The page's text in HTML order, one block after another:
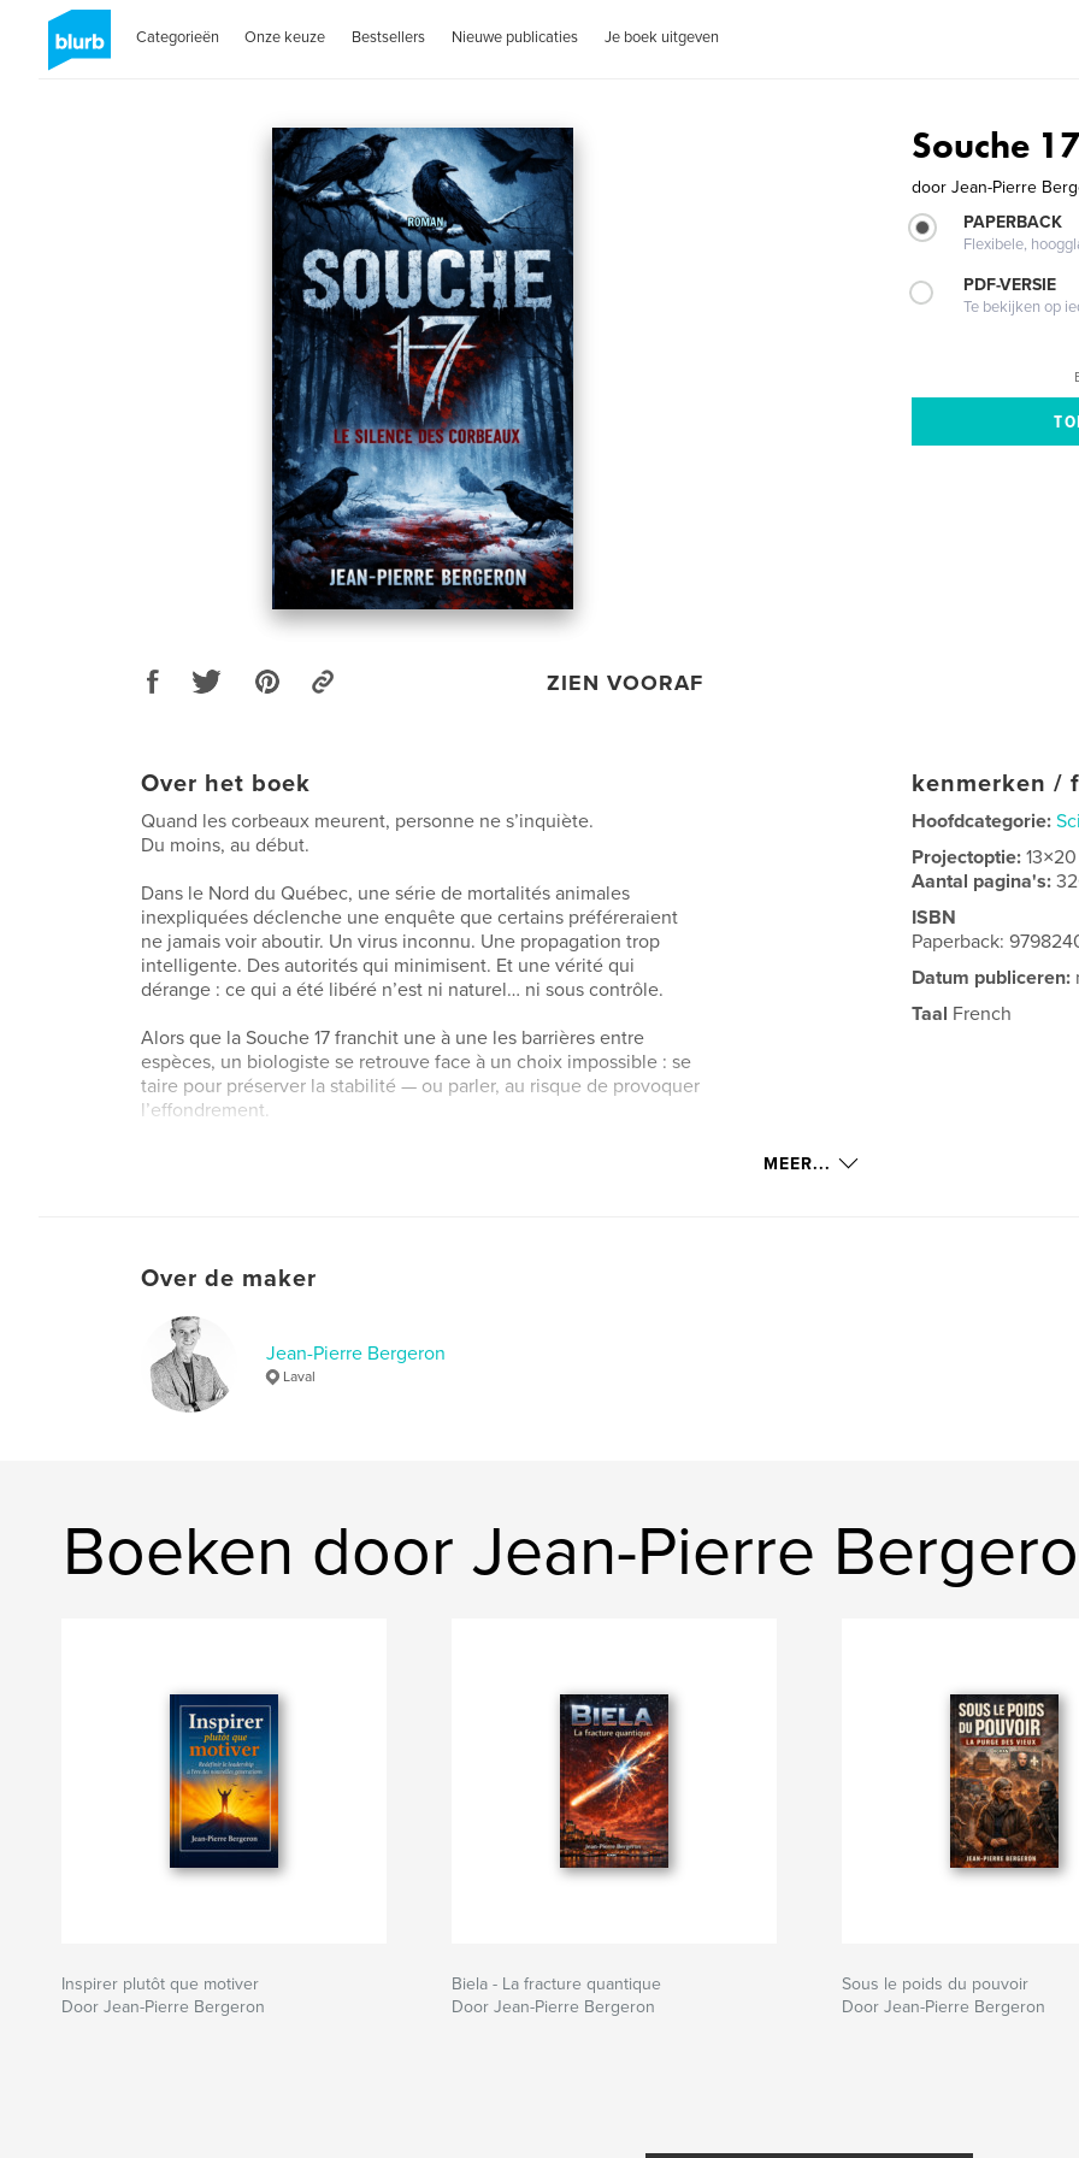
Categorieën Onze keuze Bestsellers Nieuwe publicaties Je boek uitgeven
ZIEN VOORAF
Souche
door Jean-Pierre
PAPERBACK
Flexibele,
PDF-VERSIE
Te bekijken op
Over het boek
Quand les corbeaux meurent, personne ne s’inquiète.
Du moins, au début.
Dans le Nord du Québec, une série de mortalités animales
inexpliquées déclenche une enquête que certains préféreraient
ne jamais voir aboutir. Un virus inconnu. Une propagation trop
intelligente. Des autorités qui minimisent. Et une vérité qui
dérange : ce qui a été libéré n’est ni naturel… ni sous contrôle.
Alors que la Souche 17 franchit une à une les barrières entre
espèces, un biologiste se retrouve face à un choix impossible : se
taire pour préserver la stabilité — ou parler, au risque de provoquer
l’effondrement.
kenmerken /
Hoofdcategorie:
Projectoptie:
Aantal pagina's:
ISBN
Paperback:
Datum publiceren:
Taal French
MEER...
Over de maker
Jean-Pierre Bergeron
Laval
Boeken door Jean-Pierre
Inspirer plutôt que motiver
Door Jean-Pierre Bergeron
Biela - La fracture quantique
Door Jean-Pierre Bergeron
Sous le poids du pouvoir
Door Jean-Pierre Bergeron